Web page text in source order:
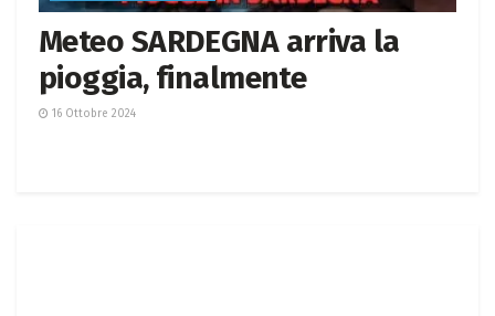
Meteo SARDEGNA arriva la
pioggia, finalmente
16 Ottobre 2024